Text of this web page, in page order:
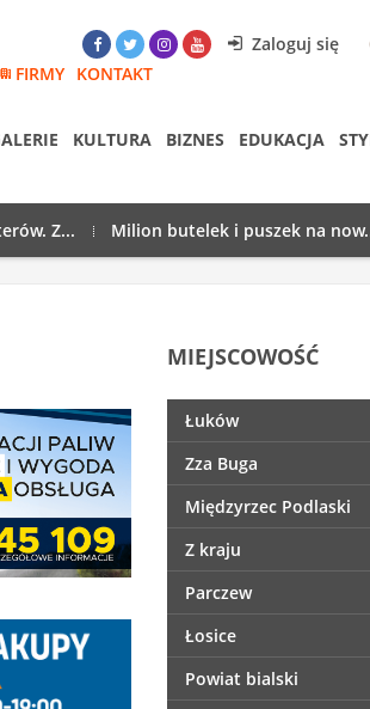
Zaloguj się
FIRMY KONTAKT
KULTURA BIZNES EDUKACJA
Z...
Milion butelek i puszek na
MIEJSCOWOŚĆ
Łuków
Zza Buga
Międzyrzec Podlaski
Z kraju
Parczew
Łosice
Powiat bialski